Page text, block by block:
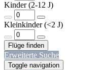
Kinder (2-12 J)
Kleinkinder (<2 J)
Erweiterte Suche
Toggle navigation